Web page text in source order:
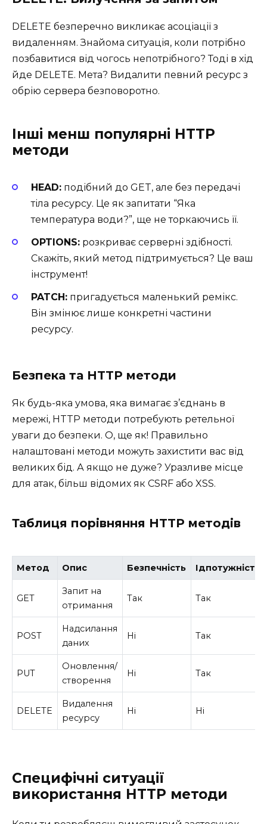
DELETE безперечно викликає асоціації з
видаленням. Знайома ситуація, коли потрібно
позбавитися від чогось непотрібного? Тоді в хід
йде DELETE. Мета? Видалити певний ресурс з
обрію сервера безповоротно.
Інші менш популярні HTTP
методи
HEAD: подібний до GET, але без передачі
тіла ресурсу. Це як запитати “Яка
температура води?”, ще не торкаючись її.
OPTIONS: розкриває серверні здібності.
Скажіть, який метод підтримується? Це ваш
інструмент!
PATCH: пригадується маленький ремікс.
Він змінює лише конкретні частини
ресурсу.
Безпека та HTTP методи
Як будь-яка умова, яка вимагає з’єднань в
мережі, HTTP методи потребують ретельної
уваги до безпеки. О, ще як! Правильно
налаштовані методи можуть захистити вас від
великих бід. А якщо не дуже? Уразливе місце
для атак, більш відомих як CSRF або XSS.
Таблиця порівняння HTTP методів
Метод Опис Безпечність Ідпотужність
GET
Запит на
отримання
Так Так
POST
Надсилання
даних
Ні Так
PUT
Оновлення/
створення
Ні Так
DELETE
Видалення
ресурсу
Ні Ні
Специфічні ситуації
використання HTTP методи